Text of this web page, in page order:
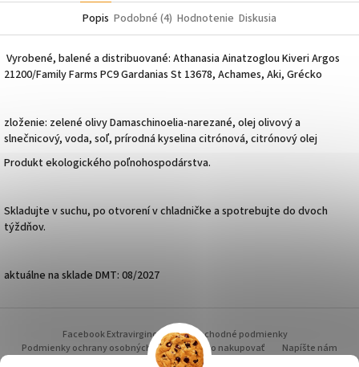
Popis Podobné (4) Hodnotenie Diskusia
Vyrobené, balené a distribuované: Athanasia Ainatzoglou Kiveri Argos
21200/Family Farms PC9 Gardanias St 13678, Achames, Aki, Grécko
zloženie: zelené olivy Damaschinoelia-narezané, olej olivový a
slnečnicový, voda, soľ, prírodná kyselina citrónová, citrónový olej
Produkt ekologického poľnohospodárstva.
Skladujte v suchu, po otvorení v chladničke a spotrebujte do dvoch
týždňov.
aktuálne na sklade DMT: 08/2027
p
Facebook Extravirginoil.sk
Obchodné podmienky
Podmienky ochrany osobných údajov
Ako nakupovať
Napíšte nám
Doprava a platba